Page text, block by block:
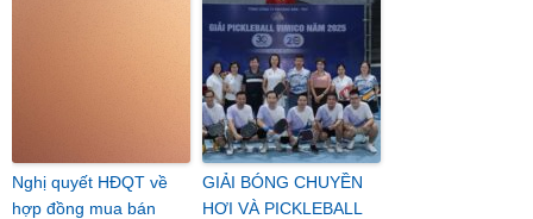
Nghị quyết HĐQT về
hợp đồng mua bán
GIẢI BÓNG CHUYỀN
HƠI VÀ PICKLEBALL